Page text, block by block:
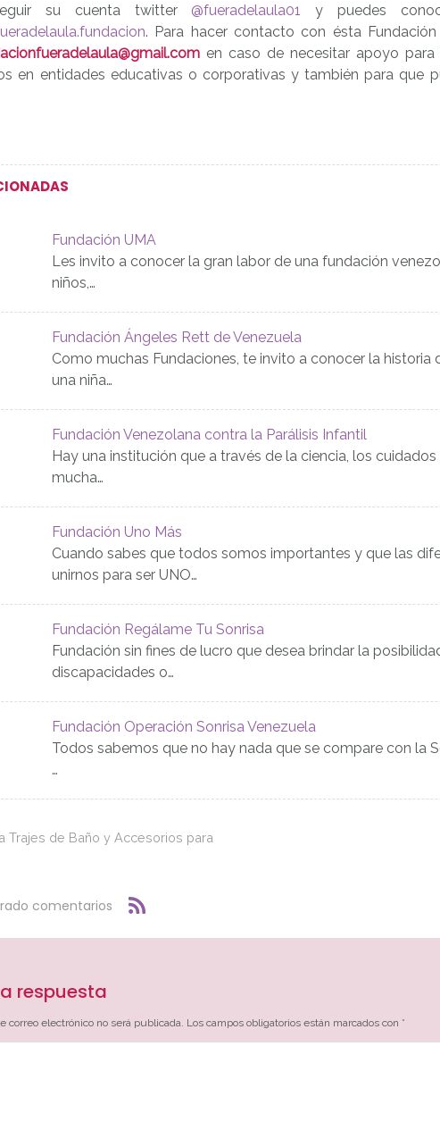
su cuenta twitter @fueradelaula01 y puedes
. Para hacer contacto con ésta
en caso de necesitar apoyo para
en entidades educativas o corporativas y también para que
Fundación UMA
Les invito a conocer la gran labor de una fundación
niños,…
Fundación Ángeles Rett de Venezuela
Como muchas Fundaciones, te invito a conocer la historia
una niña…
Fundación Venezolana contra la Parálisis Infantil
Hay una institución que a través de la ciencia, los
mucha…
Fundación Uno Más
Cuando sabes que todos somos importantes y que las
unirnos para ser UNO…
Fundación Regálame Tu Sonrisa
Fundación sin fines de lucro que desea brindar la
discapacidades o…
Fundación Operación Sonrisa Venezuela
Todos sabemos que no hay nada que se compare con la
…
Trajes de Baño y Accesorios para
comentarios
respuesta
correo electrónico no será publicada. Los campos obligatorios están marcados con *